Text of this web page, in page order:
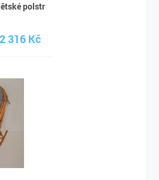
polstr
2 316 Kč